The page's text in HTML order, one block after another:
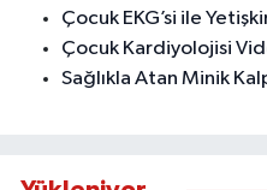
Çocuk EKG’si ile
Çocuk Kardiyolojisi
Sağlıkla Atan Minik